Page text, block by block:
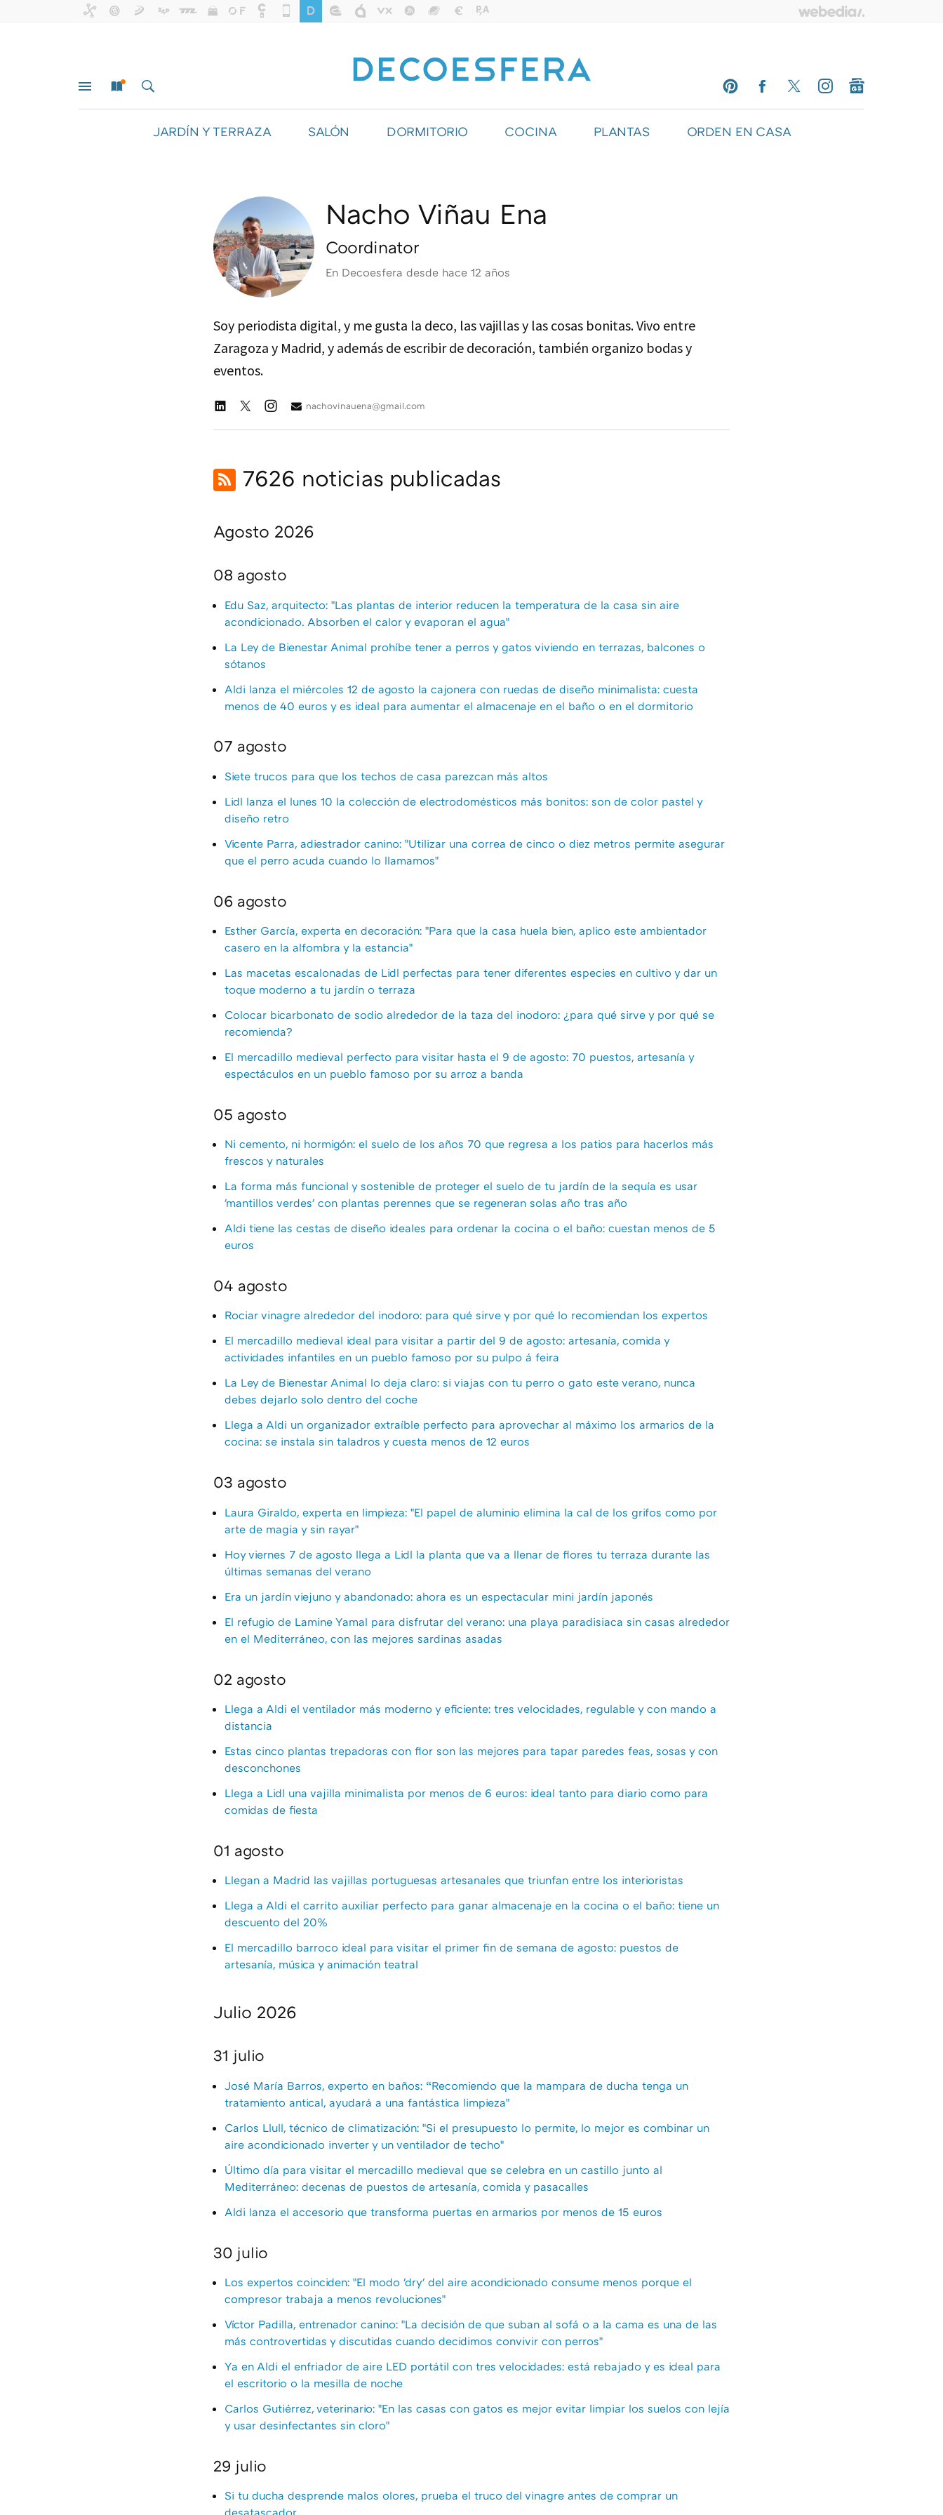
JARDÍN Y TERRAZA SALÓN DORMITORIO COCINA PLANTAS ORDEN EN CASA
Nacho Viñau Ena
Coordinator
En Decoesfera desde hace 12 años
Soy periodista digital, y me gusta la deco, las vajillas y las cosas bonitas. Vivo entre
Zaragoza y Madrid, y además de escribir de decoración, también organizo bodas y
eventos.
nachovinauena@gmail.com
7626 noticias publicadas
Agosto 2026
08 agosto
Edu Saz, arquitecto: "Las plantas de interior reducen la temperatura de la casa sin aire
acondicionado. Absorben el calor y evaporan el agua"
La Ley de Bienestar Animal prohíbe tener a perros y gatos viviendo en terrazas, balcones o
sótanos
Aldi lanza el miércoles 12 de agosto la cajonera con ruedas de diseño minimalista: cuesta
menos de 40 euros y es ideal para aumentar el almacenaje en el baño o en el dormitorio
07 agosto
Siete trucos para que los techos de casa parezcan más altos
Lidl lanza el lunes 10 la colección de electrodomésticos más bonitos: son de color pastel y
diseño retro
Vicente Parra, adiestrador canino: "Utilizar una correa de cinco o diez metros permite asegurar
que el perro acuda cuando lo llamamos"
06 agosto
Esther García, experta en decoración: "Para que la casa huela bien, aplico este ambientador
casero en la alfombra y la estancia"
Las macetas escalonadas de Lidl perfectas para tener diferentes especies en cultivo y dar un
toque moderno a tu jardín o terraza
Colocar bicarbonato de sodio alrededor de la taza del inodoro: ¿para qué sirve y por qué se
recomienda?
El mercadillo medieval perfecto para visitar hasta el 9 de agosto: 70 puestos, artesanía y
espectáculos en un pueblo famoso por su arroz a banda
05 agosto
Ni cemento, ni hormigón: el suelo de los años 70 que regresa a los patios para hacerlos más
frescos y naturales
La forma más funcional y sostenible de proteger el suelo de tu jardín de la sequía es usar
'mantillos verdes' con plantas perennes que se regeneran solas año tras año
Aldi tiene las cestas de diseño ideales para ordenar la cocina o el baño: cuestan menos de 5
euros
04 agosto
Rociar vinagre alrededor del inodoro: para qué sirve y por qué lo recomiendan los expertos
El mercadillo medieval ideal para visitar a partir del 9 de agosto: artesanía, comida y
actividades infantiles en un pueblo famoso por su pulpo á feira
La Ley de Bienestar Animal lo deja claro: si viajas con tu perro o gato este verano, nunca
debes dejarlo solo dentro del coche
Llega a Aldi un organizador extraíble perfecto para aprovechar al máximo los armarios de la
cocina: se instala sin taladros y cuesta menos de 12 euros
03 agosto
Laura Giraldo, experta en limpieza: "El papel de aluminio elimina la cal de los grifos como por
arte de magia y sin rayar"
Hoy viernes 7 de agosto llega a Lidl la planta que va a llenar de flores tu terraza durante las
últimas semanas del verano
Era un jardín viejuno y abandonado: ahora es un espectacular mini jardín japonés
El refugio de Lamine Yamal para disfrutar del verano: una playa paradisiaca sin casas alrededor
en el Mediterráneo, con las mejores sardinas asadas
02 agosto
Llega a Aldi el ventilador más moderno y eficiente: tres velocidades, regulable y con mando a
distancia
Estas cinco plantas trepadoras con flor son las mejores para tapar paredes feas, sosas y con
desconchones
Llega a Lidl una vajilla minimalista por menos de 6 euros: ideal tanto para diario como para
comidas de fiesta
01 agosto
Llegan a Madrid las vajillas portuguesas artesanales que triunfan entre los interioristas
Llega a Aldi el carrito auxiliar perfecto para ganar almacenaje en la cocina o el baño: tiene un
descuento del 20%
El mercadillo barroco ideal para visitar el primer fin de semana de agosto: puestos de
artesanía, música y animación teatral
Julio 2026
31 julio
José María Barros, experto en baños: “Recomiendo que la mampara de ducha tenga un
tratamiento antical, ayudará a una fantástica limpieza"
Carlos Llull, técnico de climatización: "Si el presupuesto lo permite, lo mejor es combinar un
aire acondicionado inverter y un ventilador de techo"
Último día para visitar el mercadillo medieval que se celebra en un castillo junto al
Mediterráneo: decenas de puestos de artesanía, comida y pasacalles
Aldi lanza el accesorio que transforma puertas en armarios por menos de 15 euros
30 julio
Los expertos coinciden: "El modo 'dry' del aire acondicionado consume menos porque el
compresor trabaja a menos revoluciones"
Víctor Padilla, entrenador canino: "La decisión de que suban al sofá o a la cama es una de las
más controvertidas y discutidas cuando decidimos convivir con perros"
Ya en Aldi el enfriador de aire LED portátil con tres velocidades: está rebajado y es ideal para
el escritorio o la mesilla de noche
Carlos Gutiérrez, veterinario: "En las casas con gatos es mejor evitar limpiar los suelos con lejía
y usar desinfectantes sin cloro"
29 julio
Si tu ducha desprende malos olores, prueba el truco del vinagre antes de comprar un